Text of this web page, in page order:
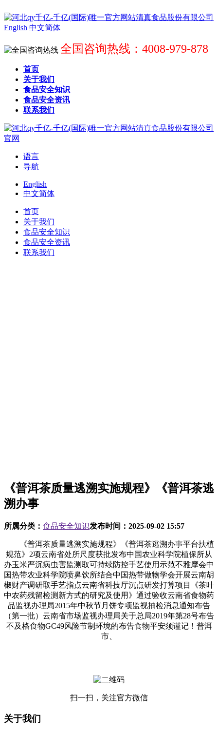
English 中文简体
全国咨询热线：4008-979-878
首页
关于我们
食品安全知识
食品安全资讯
联系我们
语言
导航
English
中文简体
首页
关于我们
食品安全知识
食品安全资讯
联系我们
《普洱茶质量逃溯实施规程》《普洱茶逃
溯办事
所属分类： 食品安全知识发布时间： 2025-09-02 15:57
《普洱茶质量逃溯实施规程》《普洱茶逃溯办事平台扶植
规范》2项云南省处所尺度获批发布中国农业科学院植保所从
办玉米严沉病虫害监测取可持续防控手艺使用示范不雅摩会中
国热带农业科学院喷鼻饮所结合中国热带做物学会开展云南胡
椒财产调研取手艺指点云南省科技厅沉点研发打算项目《茶叶
中农药残留检测新方式的研究及使用》通过验收云南省食物药
品监视办理局2015年中秋节月饼专项监视抽检消息通知布告
（第一批）云南省市场监视办理局关于总局2019年第28号布告
不及格食物GC49风险节制环境的布告食物平安须谨记！普洱
市、
扫一扫，关注官方微信
关于我们